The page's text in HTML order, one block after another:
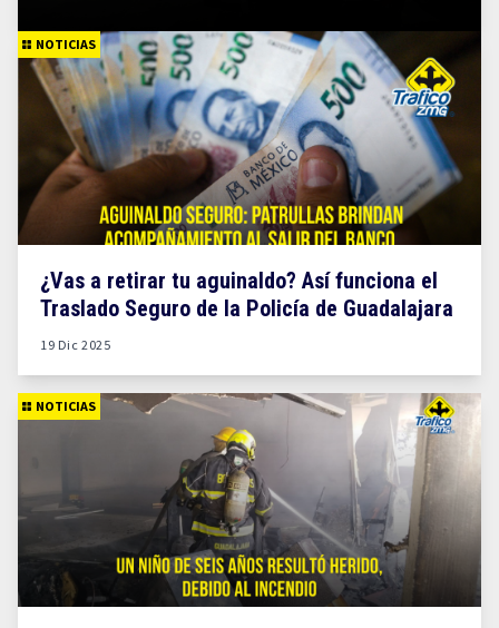
NOTICIAS
¿Vas a retirar tu aguinaldo? Así funciona el
Traslado Seguro de la Policía de Guadalajara
19 Dic 2025
NOTICIAS